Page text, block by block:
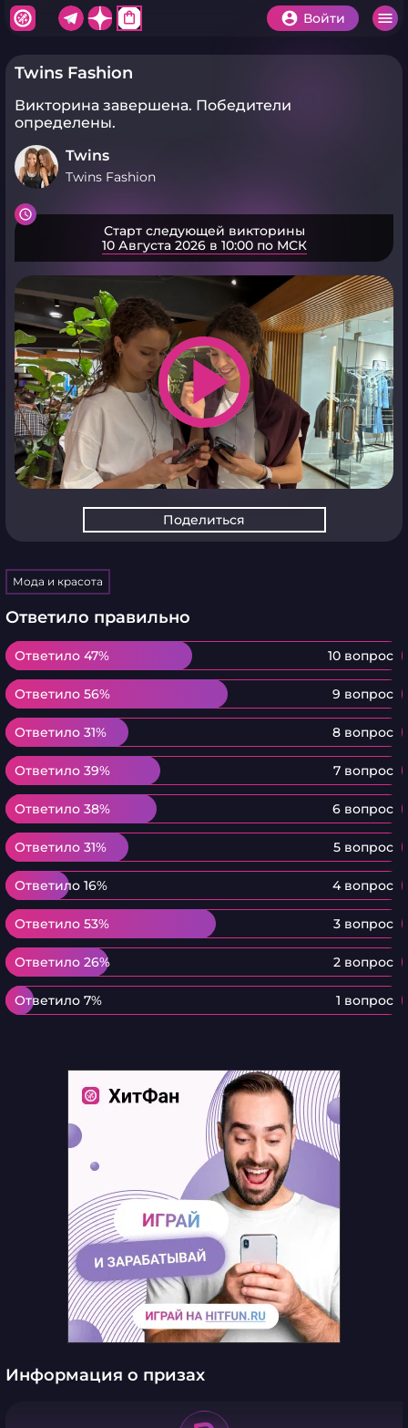
shopping_bag Войти
Twins Fashion
Викторина завершена. Победители
определены.
Twins
Twins Fashion
Старт следующей викторины
10 Августа 2026 в 10:00 по МСК
play_arrow
Поделиться
Мода и красота
Ответило правильно
Ответило 47% 10 вопрос
Ответило 47%
Ответило 56% 9 вопрос
Ответило 56%
Ответило 31% 8 вопрос
Ответило 31%
Ответило 39% 7 вопрос
Ответило 39%
Ответило 38% 6 вопрос
Ответило 38%
Ответило 31% 5 вопрос
Ответило 31%
Ответило 16% 4 вопрос
Ответило 16%
Ответило 53% 3 вопрос
Ответило 53%
Ответило 26% 2 вопрос
Ответило 26%
Ответило 7% 1 вопрос
Ответило 7%
Информация о призах